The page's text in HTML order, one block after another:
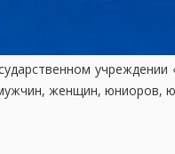
женщин, юниоров,